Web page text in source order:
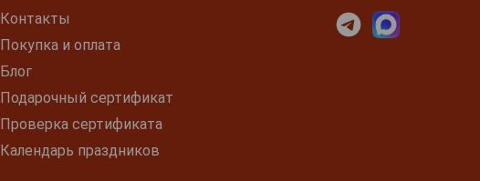
Контакты
Покупка и оплата
Блог
Подарочный сертификат
Проверка сертификата
Календарь праздников